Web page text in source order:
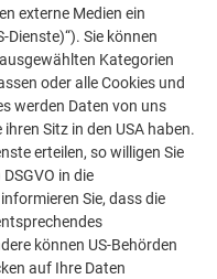
externe Medien ein
Dienste)“). Sie können
Kategorien
oder alle Cookies und
werden Daten von uns
Sitz in den USA haben.
erteilen, so willigen Sie
in die
Sie, dass die
können US-Behörden
auf Ihre Daten